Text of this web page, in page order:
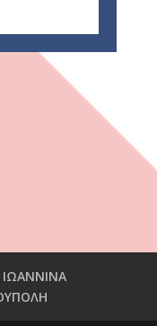
ΙΩΑΝΝΙΝΑ